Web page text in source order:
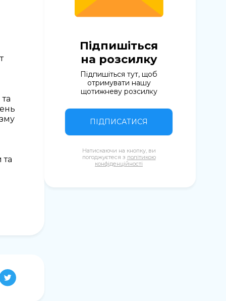
та
Підпишіться
на розсилку
Підпишіться тут, щоб
отримувати нашу
щотижневу розсилку
ПІДПИСАТИСЯ
Натискаючи на кнопку, ви
погоджуєтеся з політикою
конфіденційності